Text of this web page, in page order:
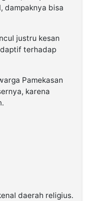
dampaknya bisa
justru kesan
terhadap
Pamekasan
karena
daerah religius.